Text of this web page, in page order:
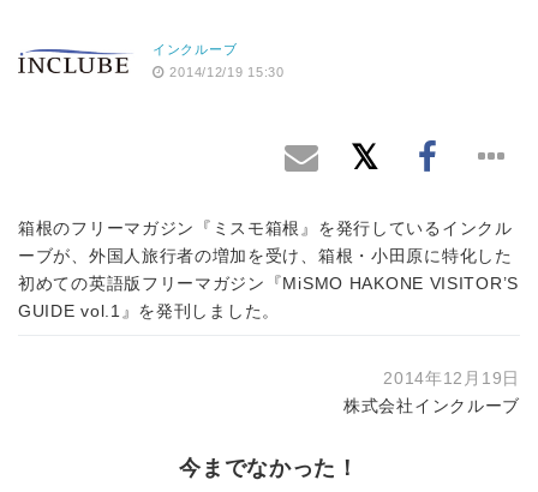
インクルーブ
2014/12/19 15:30
箱根のフリーマガジン『ミスモ箱根』を発行しているインクル
ーブが、外国人旅行者の増加を受け、箱根・小田原に特化した
初めての英語版フリーマガジン『MiSMO HAKONE VISITOR’S
GUIDE vol.1』を発刊しました。
2014年12月19日
株式会社インクルーブ
今までなかった！